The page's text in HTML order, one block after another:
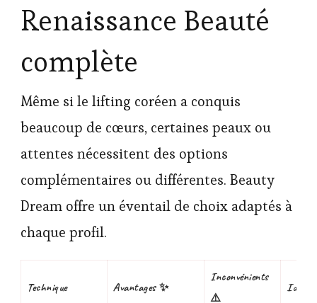
Renaissance Beauté
complète
Même si le lifting coréen a conquis
beaucoup de cœurs, certaines peaux ou
attentes nécessitent des options
complémentaires ou différentes. Beauty
Dream offre un éventail de choix adaptés à
chaque profil.
Technique Avantages ✨
Inconvénients
⚠️
Idéal